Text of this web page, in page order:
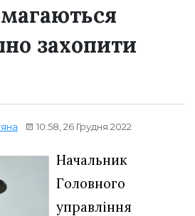
захопити
10:58, 26 Грудня 2022
Начальник
Головного
управління